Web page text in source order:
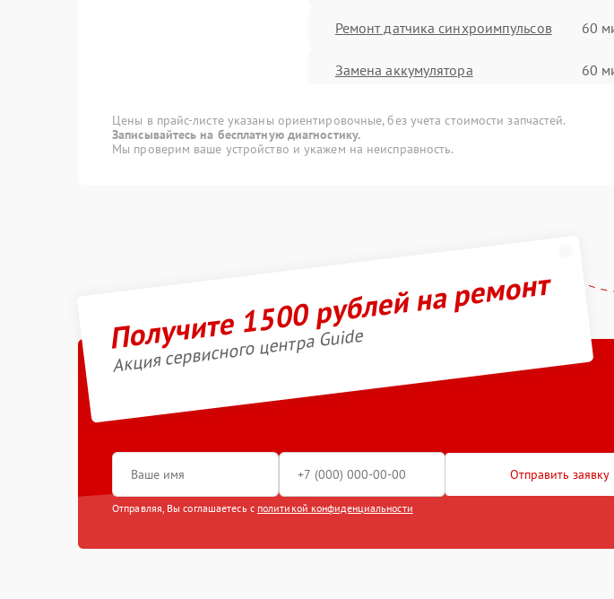
Ремонт датчика синхроимпульсов 60
Замена аккумулятора 60
Калибровка и настройка
Замена USB порта
Ремонт встроенного дальнометра и
других устройств
90
Ремонт контроллеров 50
Ремонт электронно-лучевой трубки
Ремонт разъема 90
Замена ключей управления
Цены в прайс-листе указаны ориентировочные, без учета стоимости запчастей.
Записывайтесь на бесплатную диагностику.
Мы проверим ваше устройство и укажем на неисправность.
Получите 1500 рублей на ремонт
Акция сервисного центра Guide
Отправить
Отправляя, Вы соглашаетесь с политикой конфиденциальности